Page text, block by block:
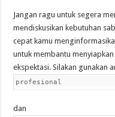
Jangan ragu untuk segera
mendiskusikan kebutuhan
cepat kamu
untuk membantu
ekspektasi. Silakan gunakan
profesional
dan